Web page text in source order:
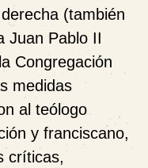
(también
Juan Pablo II
Congregación
medidas
al teólogo
y franciscano,
críticas,